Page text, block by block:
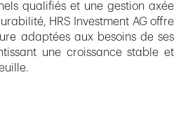
qualifiés et une gestion axée
HRS Investment AG offre
adaptées aux besoins de ses
une croissance stable et